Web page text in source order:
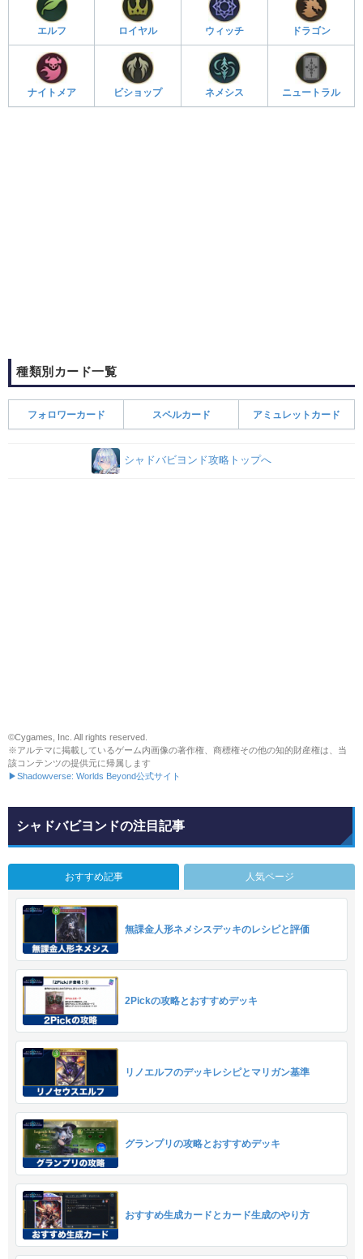
エルフ ロイヤル ウィッチ ドラゴン
ナイトメア ビショップ ネメシス ニュートラル
種類別カード一覧
フォロワーカード スペルカード アミュレットカード
シャドバビヨンド攻略トップへ
©Cygames, Inc. All rights reserved.
※アルテマに掲載しているゲーム内画像の著作権、商標権その他の知的財産権は、当
該コンテンツの提供元に帰属します
▶Shadowverse: Worlds Beyond公式サイト
シャドバビヨンドの注目記事
おすすめ記事 人気ページ
無課金人形ネメシスデッキのレシピと評価
2Pickの攻略とおすすめデッキ
リノエルフのデッキレシピとマリガン基準
グランプリの攻略とおすすめデッキ
おすすめ生成カードとカード生成のやり方